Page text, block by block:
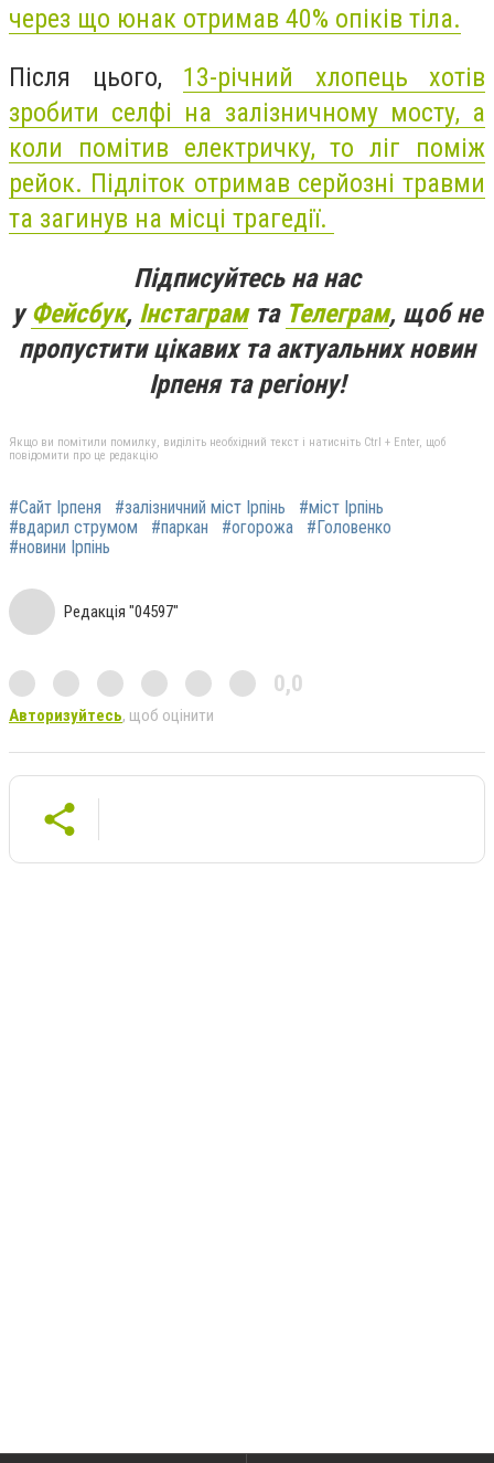
через що юнак отримав 40% опіків тіла.
Після цього, 13-річний хлопець хотів
зробити селфі на залізничному мосту, а
коли помітив електричку, то ліг поміж
рейок. Підліток отримав серйозні травми
та загинув на місці трагедії.
Підписуйтесь на нас
уФейсбук, Інстаграмта Телеграм, щоб не
пропустити цікавих та актуальних новин
Ірпеня та регіону!
Якщо ви помітили помилку, виділіть необхідний текст і натисніть Ctrl + Enter, щоб
повідомити про це редакцію
#Сайт Ірпеня #залізничний міст Ірпінь
#міст Ірпінь
#вдарил струмом
#паркан #огорожа
#Головенко
#новини Ірпінь
Редакція "04597"
0,0
Авторизуйтесь, щоб оцінити